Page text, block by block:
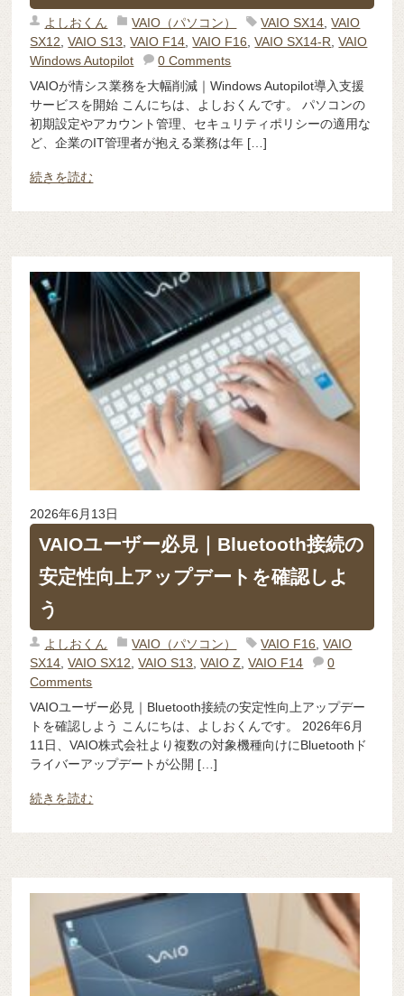
よしおくん VAIO（パソコン） VAIO SX14 ,VAIO
SX12 ,VAIO S13 ,VAIO F14 ,VAIO F16 ,VAIO SX14-R ,VAIO
Windows Autopilot
0 Comments
VAIOが情シス業務を大幅削減｜Windows Autopilot導入支援
サービスを開始 こんにちは、よしおくんです。 パソコンの
初期設定やアカウント管理、セキュリティポリシーの適用な
ど、企業のIT管理者が抱える業務は年 […]
続きを読む
2026年6月13日
VAIOユーザー必見｜Bluetooth接続の
安定性向上アップデートを確認しよ
う
よしおくん VAIO（パソコン） VAIO F16,VAIO
SX14,VAIO SX12,VAIO S13,VAIO Z,VAIO F14
0
Comments
VAIOユーザー必見｜Bluetooth接続の安定性向上アップデー
トを確認しよう こんにちは、よしおくんです。 2026年6月
11日、VAIO株式会社より複数の対象機種向けにBluetoothド
ライバーアップデートが公開 […]
続きを読む